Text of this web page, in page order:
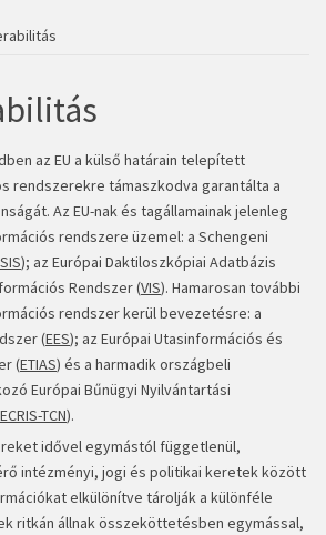
az EU a külső határain telepített
rendszerekre támaszkodva garantálta a
Az EU-nak és tagállamainak jelenleg
rendszere üzemel: a Schengeni
SIS); az Európai Daktiloszkópiai Adatbázis
Rendszer (VIS). Hamarosan további
rendszer kerül bevezetésre: a
(EES); az Európai Utasinformációs és
(ETIAS) és a harmadik országbeli
Európai Bűnügyi Nyilvántartási
ECRIS-TCN).
idővel egymástól függetlenül,
intézményi, jogi és politikai keretek között
elkülönítve tárolják a különféle
ritkán állnak összeköttetésben egymással,